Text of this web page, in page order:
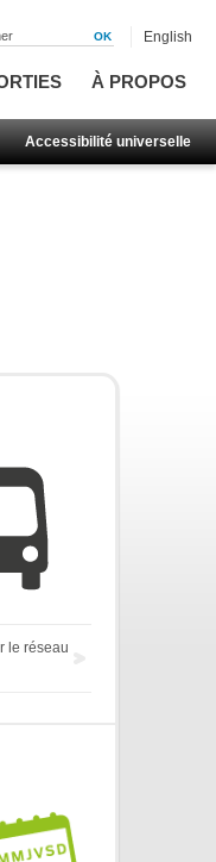
À PROPOS
Accessibilité universelle
English
le réseau